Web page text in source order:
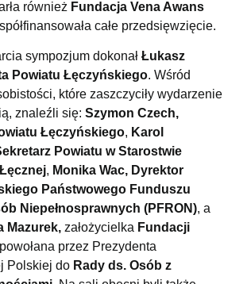
również Fundacja Vena Awans
całe przedsięwzięcie.
sympozjum dokonał Łukasz
Powiatu Łęczyńskiego. Wśród
które zaszczyciły wydarzenie
znaleźli się: Szymon Czech,
Łęczyńskiego, Karol
Powiatu w Starostwie
, Monika Wac, Dyrektor
Państwowego Funduszu
Niepełnosprawnych (PFRON), a
Mazurek, założycielka Fundacji
przez Prezydenta
Polskiej do Rady ds. Osób z